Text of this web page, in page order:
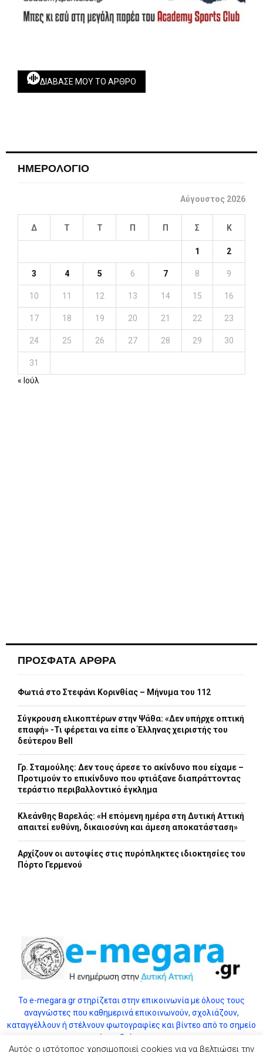
ΔΙΆΒΑΣΕ ΜΟΥ ΤΟ ΆΡΘΡΟ
ΗΜΕΡΟΛΟΓΙΟ
Αύγουστος 2026
Δ Τ Τ Π Π Σ Κ
1 2
3 4 5 6 7 8 9
10 11 12 13 14 15 16
17 18 19 20 21 22 23
24 25 26 27 28 29 30
31
« Ιούλ
ΠΡΟΣΦΑΤΑ ΑΡΘΡΑ
Φωτιά στο Στεφάνι Κορινθίας – Μήνυμα του 112
Σύγκρουση ελικοπτέρων στην Ψάθα: «Δεν υπήρχε οπτική
επαφή» -Τι φέρεται να είπε ο Έλληνας χειριστής του
δεύτερου Bell
Γρ. Σταμούλης: Δεν τους άρεσε το ακίνδυνο που είχαμε –
Προτιμούν το επικίνδυνο που φτιάξανε διαπράττοντας
τεράστιο περιβαλλοντικό έγκλημα
Κλεάνθης Βαρελάς: «Η επόμενη ημέρα στη Δυτική Αττική
απαιτεί ευθύνη, δικαιοσύνη και άμεση αποκατάσταση»
Αρχίζουν οι αυτοψίες στις πυρόπληκτες ιδιοκτησίες του
Πόρτο Γερμενού
Το e-megara.gr στηρίζεται στην επικοινωνία με όλους τους
αναγνώστες που καθημερινά επικοινωνούν, σχολιάζουν,
καταγγέλλουν ή στέλνουν φωτογραφίες και βίντεο από το σημείο
όπου βρίσκονται.
Αυτός ο ιστότοπος χρησιμοποιεί cookies για να βελτιώσει την